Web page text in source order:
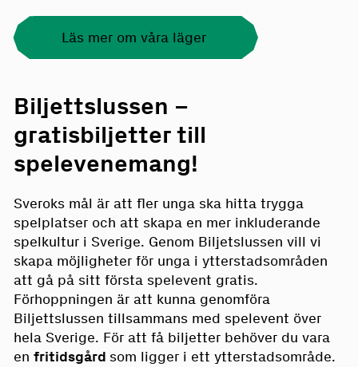
Läs mer om våra läger
Biljettslussen –
gratisbiljetter till
spelevenemang!
Sveroks mål är att fler unga ska hitta trygga
spelplatser och att skapa en mer inkluderande
spelkultur i Sverige. Genom Biljetslussen vill vi
skapa möjligheter för unga i ytterstadsområden
att gå på sitt första spelevent gratis.
Förhoppningen är att kunna genomföra
Biljettslussen tillsammans med spelevent över
hela Sverige. För att få biljetter behöver du vara
en fritidsgård som ligger i ett ytterstadsområde.